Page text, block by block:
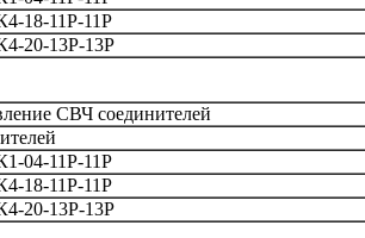
18-11Р-11Р
20-13Р-13Р
СВЧ соединителей
04-11Р-11Р
18-11Р-11Р
20-13Р-13Р